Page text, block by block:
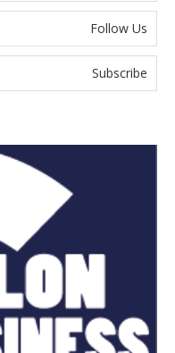
Follow Us
Subscribe